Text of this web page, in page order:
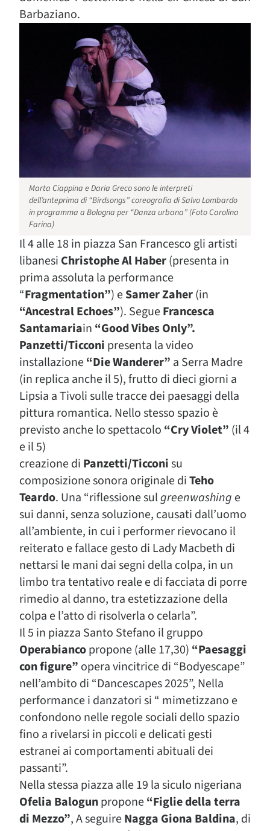
Barbaziano.
Marta Ciappina e Daria Greco sono le interpreti
dell’anteprima di “Birdsongs” coreografia di Salvo Lombardo
in programma a Bologna per “Danza urbana” (Foto Carolina
Farina)
Il 4 alle 18 in piazza San Francesco gli artisti
libanesi Christophe Al Haber(presenta in
prima assoluta la performance
“Fragmentation”) eSamer Zaher(in
“Ancestral Echoes”). SegueFrancesca
Santamariain “Good Vibes Only”.
Panzetti/Ticconi presenta la video
installazione“Die Wanderer” a Serra Madre
(in replica anche il 5), frutto di dieci giorni a
Lipsia a Tivoli sulle tracce dei paesaggi della
pittura romantica. Nello stesso spazio è
previsto anche lo spettacolo “Cry Violet” (il 4
e il 5)
creazione di Panzetti/Ticconisu
composizione sonora originale diTeho
Teardo. Una “riflessione sulgreenwashing e
sui danni, senza soluzione, causati dall’uomo
all’ambiente, in cui i performer rievocano il
reiterato e fallace gesto di Lady Macbeth di
nettarsi le mani dai segni della colpa, in un
limbo tra tentativo reale e di facciata di porre
rimedio al danno, tra estetizzazione della
colpa e l’atto di risolverla o celarla”.
Il 5 in piazza Santo Stefano il gruppo
Operabiancopropone (alle 17,30) “Paesaggi
con figure” opera vincitrice di “Bodyescape”
nell’ambito di “Dancescapes 2025”, Nella
performance i danzatori si “ mimetizzano e
confondono nelle regole sociali dello spazio
fino a rivelarsi in piccoli e delicati gesti
estranei ai comportamenti abituali dei
passanti”.
Nella stessa piazza alle 19 la siculo nigeriana
Ofelia Balogunpropone“Figlie della terra
di Mezzo”, A seguireNagga Giona Baldina, di